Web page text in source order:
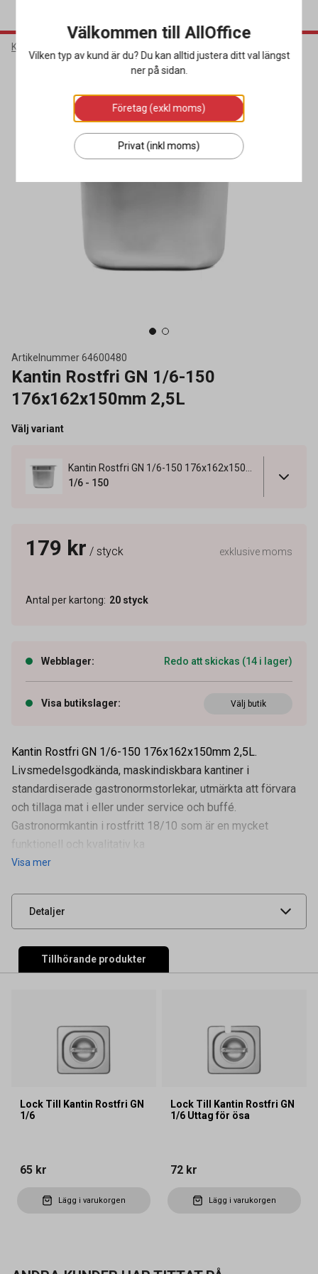
Kök & Servering
Artikelnummer64600480
Kantin Rostfri GN 1/6-150
176x162x150mm 2,5L
Välj variant
1/6 - 150
179 kr / styck exklusive moms
Antal per kartong: 20 styck
Webblager: Redo att skickas (14 i lager)
Visa butikslager: Välj butik
Kantin Rostfri GN 1/6-150 176x162x150mm 2,5L.
Livsmedelsgodkända, maskindiskbara kantiner i
standardiserade gastronormstorlekar, utmärkta att förvara
och tillaga mat i eller under service och buffé.
Gastronormkantin i rostfritt 18/10 som är en mycket
funktionell och kvalitativ ka
Visa mer
Detaljer
Artikelnummer 64600480
Volym
Tidigare artikelnummer
Leverantörens
UNSPSC 52151600
Tillhörande produkter
Lock Till Kantin Rostfri GN
1/6
65 kr
Lägg i varukorgen
Lock Till Kantin Rostfri GN
1/6 Uttag för ösa
72 kr
Lägg i varukorgen
Välkommen till AllOffice
Vilken typ av kund är du? Du kan alltid justera ditt val längst
ner på sidan.
Företag (exkl moms)
Privat (inkl moms)